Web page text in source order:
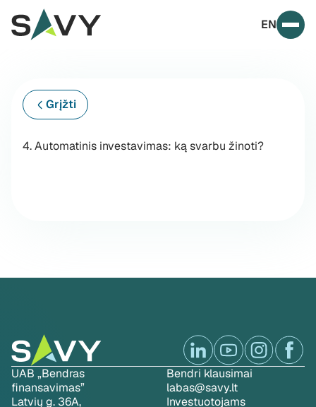
Skip to content
EN
Grįžti
4. Automatinis investavimas: ką svarbu žinoti?
UAB „Bendras
finansavimas”
Latvių g. 36A,
Bendri klausimai
labas@savy.lt
Investuotojams